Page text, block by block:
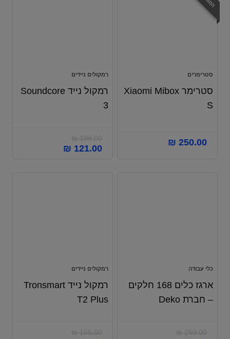
סטרימרים
סטרימר Xiaomi Mibox
S
₪ 250.00
רמקולים ניידים
רמקול נייד Soundcore
3
₪199.00
₪ 121.00
כלי עבודה
ארגז כלים 168 חלקים
– חברת Deko
₪250.00
רמקולים ניידים
רמקול נייד Tronsmart
T2 Plus
₪155.00